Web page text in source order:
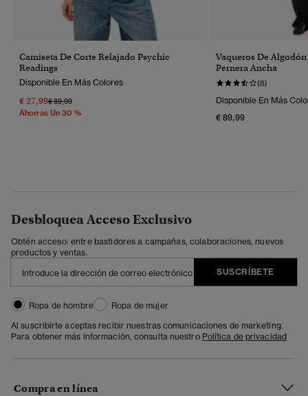
Camiseta De Corte Relajado Psychic
Readings
Disponible En Más Colores
€ 27,99Precio Rebajado De
€ 39,99A
Ahorras Un 30 %
Vaqueros De
Pernera Ancha
(8)
Disponible En Más
€ 89,99
Desbloquea Acceso Exclusivo
Obtén acceso: entre bastidores a campañas, colaboraciones, nuevos
productos y ventas.
SUSCRÍBETE
Ropa de hombre
Ropa de mujer
Al suscribirte aceptas recibir nuestras comunicaciones de marketing.
Para obtener más información, consulta nuestro Política de privacidad
Compra en línea